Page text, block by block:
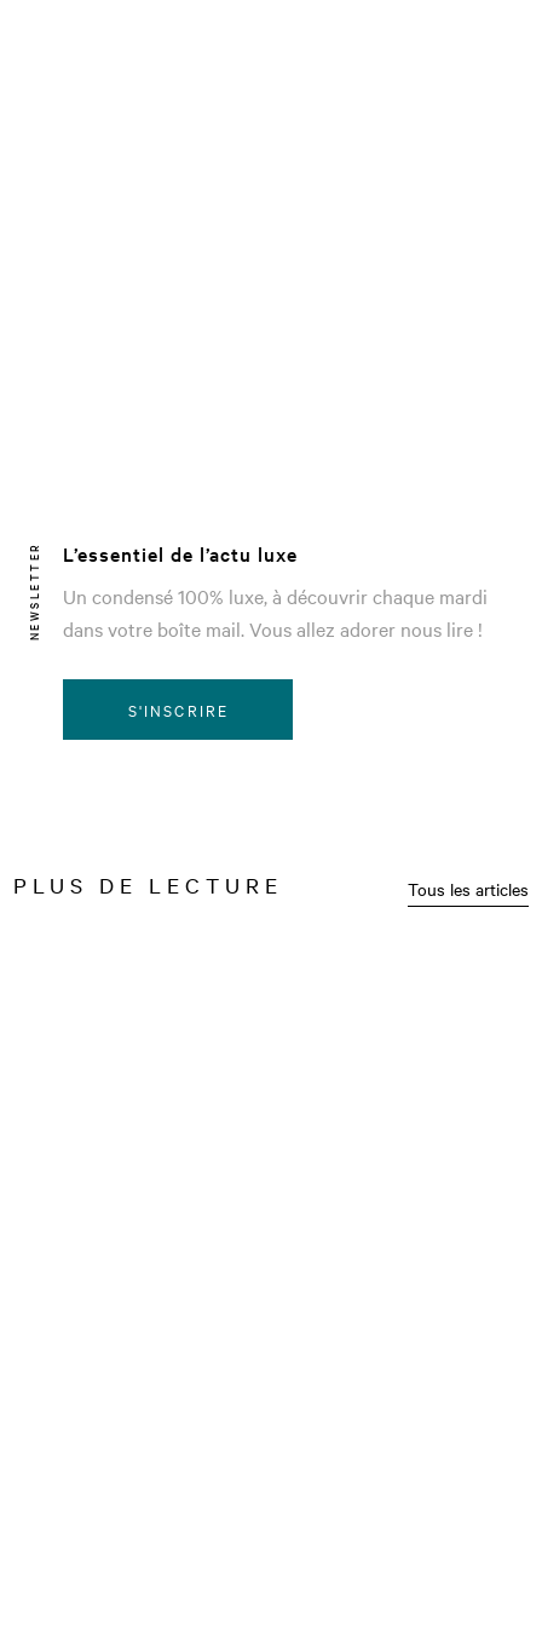
NEWSLETTER
L’essentiel de l’actu luxe
Un condensé 100% luxe, à découvrir chaque mardi
dans votre boîte mail. Vous allez adorer nous lire !
S'INSCRIRE
PLUS DE LECTURE Tous les articles